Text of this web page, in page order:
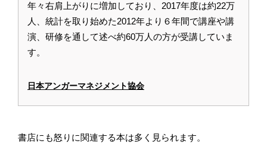
年々右肩上がりに増加しており、2017年度は約22万
人、統計を取り始めた2012年より６年間で講座や講
演、研修を通して述べ約60万人の方が受講していま
す。
日本アンガーマネジメント協会
書店にも怒りに関連する本は多く見られます。